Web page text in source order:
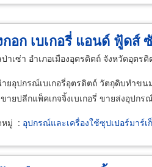
กอก เบเกอรี่ แอนด์ ฟู้ดส์
าเซ่า อำเภอเมืองอุตรดิตถ์ จังหวัดอุตรดิ
ยอุปกรณ์เบเกอรี่อุตรดิตถ์ วัตถุดิบทำข
ายปลีกแพ็คเกจจิ้งเบเกอรี่ ขายส่งอุปกร
มู่ : อุปกรณ์และเครื่องใช้ซุปเปอร์มาร์เ